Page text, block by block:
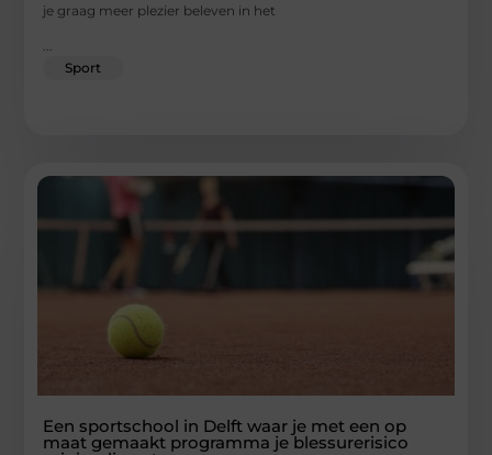
je graag meer plezier beleven in het
...
Sport
Een sportschool in Delft waar je met een op
maat gemaakt programma je blessurerisico